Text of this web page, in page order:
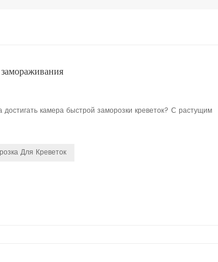
камера быстрой заморозки креветок? С растущим
Для Креветок